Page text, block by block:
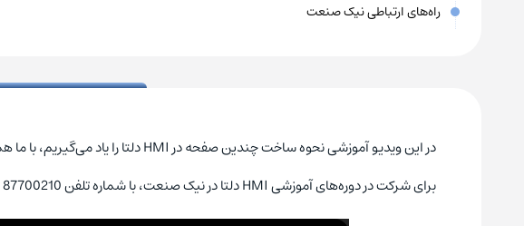
راه‌های ارتباطی نیک صنعت
در این ویدیو آموزشی نحوه ساخت چندین صفحه در HMI دلتا را یاد می‌گیریم، با ما همراه باشید:
برای شرکت در دوره‌های آموزشی HMI دلتا در نیک صنعت، با شماره تلفن 87700210 تماس حاصل فرمایید.